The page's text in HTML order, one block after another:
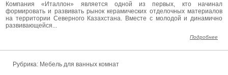
Компания «Италлон» является одной из первых, кто начинал
формировать и развивать рынок керамических отделочных материалов
на территории Северного Казахстана. Вместе с молодой и динамично
развивающейся...
Подробнее
Рубрика: Мебель для ванных комнат